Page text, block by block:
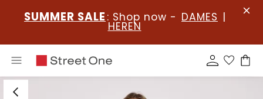
SUMMER SALE : Shop now - DAMES |
HEREN